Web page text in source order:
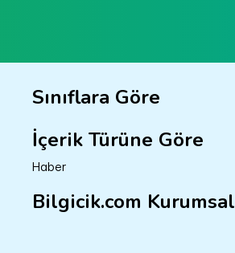
Sınıflara Göre
İçerik Türüne Göre
Haber
Bilgicik.com Kurumsal